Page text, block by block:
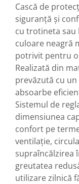
Cască de
siguranță și
cu trotineta sau
culoare neagră
potrivit pentru
Realizată din
prevăzută cu
absoarbe
Sistemul de
dimensiunea
confort pe
ventilație,
supraîncălzirea
greutatea
utilizare zilnică